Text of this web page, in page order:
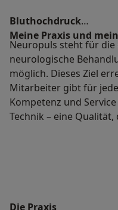
Bluthochdruck
Meine Praxis und
Neuropuls steht für
neurologische
möglich. Dieses Ziel
Mitarbeiter gibt für
Kompetenz und
Technik – eine
Die Praxis